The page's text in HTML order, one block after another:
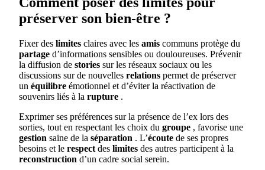
préserver son bien-être ?
Fixer des limites claires avec les amis communs protège du
partage d’informations sensibles ou douloureuses. Prévenir
la diffusion de stories sur les réseaux sociaux ou les
discussions sur de nouvelles relations permet de préserver
un équilibre émotionnel et d’éviter la réactivation de
souvenirs liés à la rupture .
Exprimer ses préférences sur la présence de l’ex lors des
sorties, tout en respectant les choix du groupe , favorise une
gestion saine de la séparation . L’écoute de ses propres
besoins et le respect des limites des autres participent à la
reconstruction d’un cadre social serein.